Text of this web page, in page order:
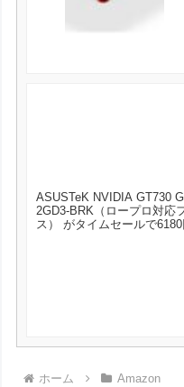
ASUSTeK NVIDIA GT730
2GD3-BRK（ロープロ対応
ス） がタイムセールで6180
ホーム Amazon